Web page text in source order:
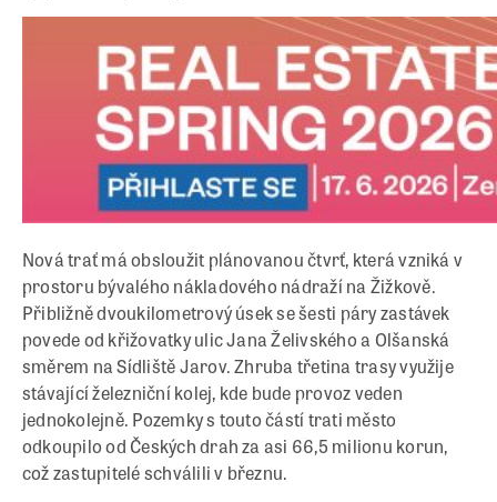
Nová trať má obsloužit plánovanou čtvrť, která vzniká v
prostoru bývalého nákladového nádraží na Žižkově.
Přibližně dvoukilometrový úsek se šesti páry zastávek
povede od křižovatky ulic Jana Želivského a Olšanská
směrem na Sídliště Jarov. Zhruba třetina trasy využije
stávající železniční kolej, kde bude provoz veden
jednokolejně. Pozemky s touto částí trati město
odkoupilo od Českých drah za asi 66,5 milionu korun,
což zastupitelé schválili v březnu.